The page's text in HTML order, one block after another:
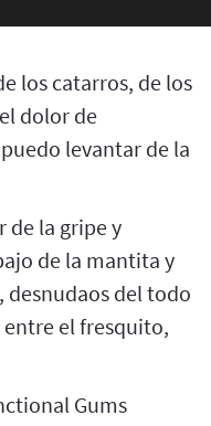
los catarros, de los
dolor de
levantar de la
de la gripe y
de la mantita y
desnudaos del todo
entre el fresquito,
Gums